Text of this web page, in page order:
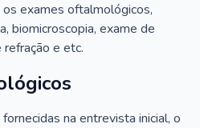
exames oftalmológicos,
biomicroscopia, exame de
e etc.
na entrevista inicial, o